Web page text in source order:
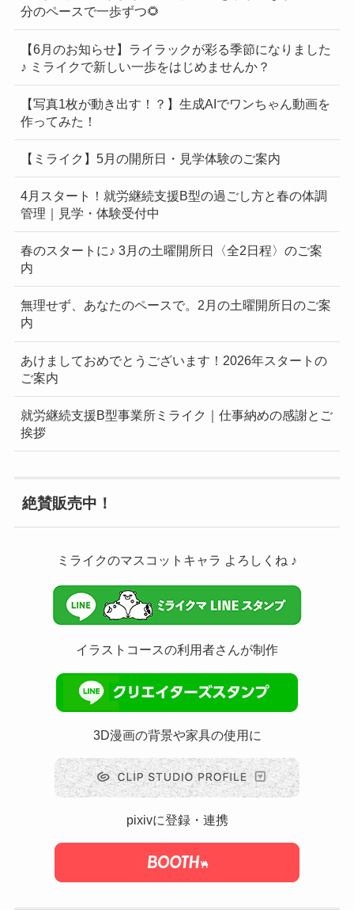
分のペースで一歩ずつ🌻
【6月のお知らせ】ライラックが彩る季節になりました
♪ ミライクで新しい一歩をはじめませんか？
【写真1枚が動き出す！？】生成AIでワンちゃん動画を
作ってみた！
【ミライク】5月の開所日・見学体験のご案内
4月スタート！就労継続支援B型の過ごし方と春の体調
管理｜見学・体験受付中
春のスタートに♪ 3月の土曜開所日〈全2日程〉のご案
内
無理せず、あなたのペースで。2月の土曜開所日のご案
内
あけましておめでとうございます！2026年スタートの
ご案内
就労継続支援B型事業所ミライク｜仕事納めの感謝とご
挨拶
絶賛販売中！
ミライクのマスコットキャラ よろしくね ♪
イラストコースの利用者さんが制作
3D漫画の背景や家具の使用に
pixivに登録・連携